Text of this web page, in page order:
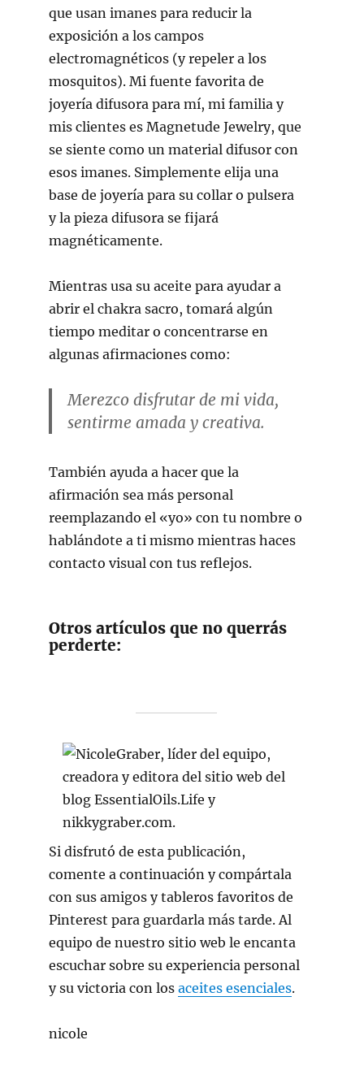
que usan imanes para reducir la
exposición a los campos
electromagnéticos (y repeler a los
mosquitos). Mi fuente favorita de
joyería difusora para mí, mi familia y
mis clientes es Magnetude Jewelry, que
se siente como un material difusor con
esos imanes. Simplemente elija una
base de joyería para su collar o pulsera
y la pieza difusora se fijará
magnéticamente.
Mientras usa su aceite para ayudar a
abrir el chakra sacro, tomará algún
tiempo meditar o concentrarse en
algunas afirmaciones como:
Merezco disfrutar de mi vida,
sentirme amada y creativa.
También ayuda a hacer que la
afirmación sea más personal
reemplazando el «yo» con tu nombre o
hablándote a ti mismo mientras haces
contacto visual con tus reflejos.
Otros artículos que no querrás
perderte:
Si disfrutó de esta publicación,
comente a continuación y compártala
con sus amigos y tableros favoritos de
Pinterest para guardarla más tarde. Al
equipo de nuestro sitio web le encanta
escuchar sobre su experiencia personal
y su victoria con los aceites esenciales.
nicole